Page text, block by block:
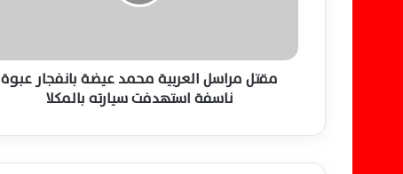
ل
ر
مقتل مراسل العربية محمد عيضة بانفجار عبوة
ناسفة استهدفت سيارته بالمكلا